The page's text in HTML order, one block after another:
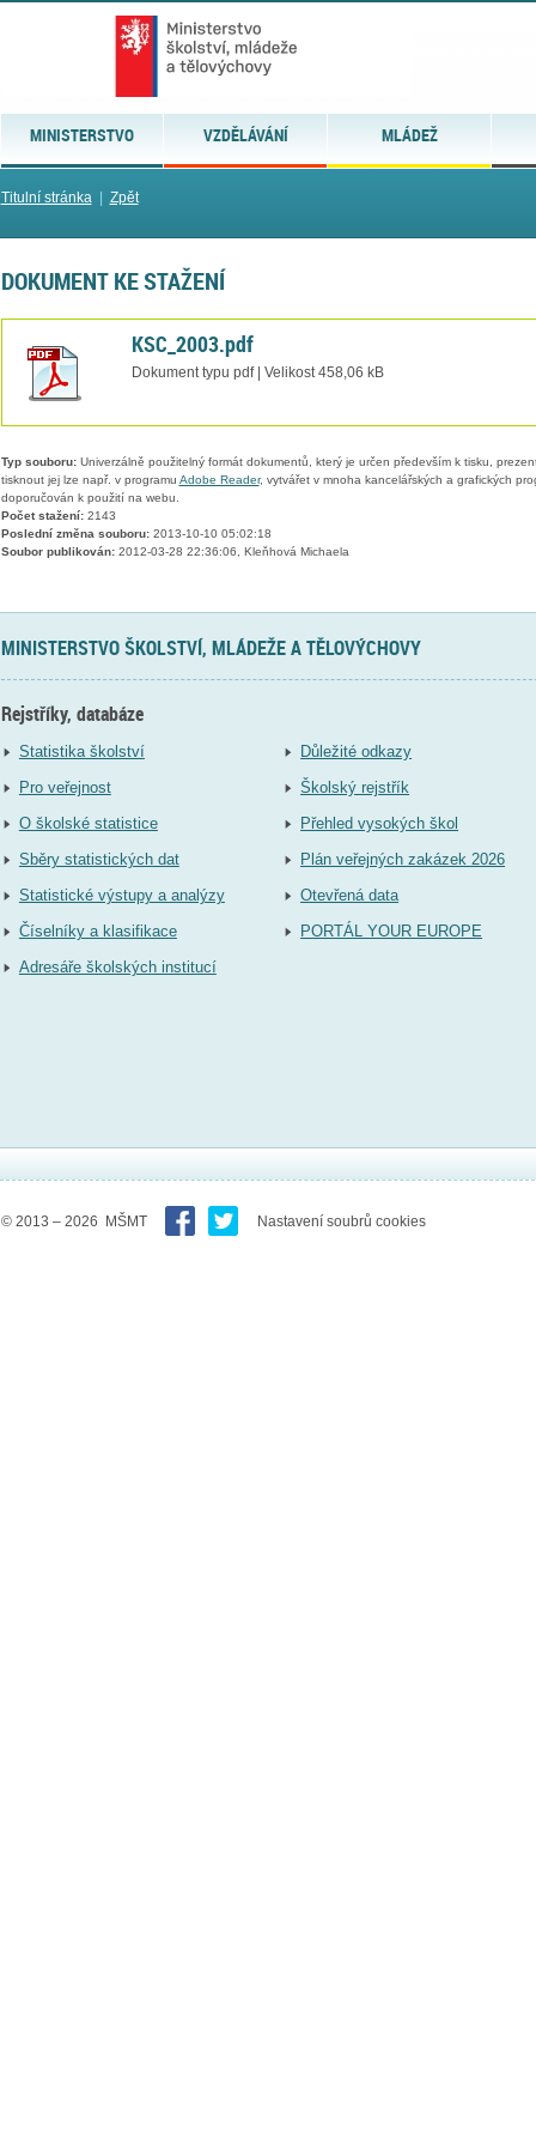
MINISTERSTVO VZDĚLÁVÁNÍ MLÁDEŽ
Titulní stránka| Zpět
DOKUMENT KE STAŽENÍ
KSC_2003.pdf
Dokument typu pdf | Velikost 458,06 kB
Typ souboru:Univerzálně použitelný formát dokumentů, který je určen především k tisku,
tisknout jej lze např. v programu Adobe Reader, vytvářet v mnoha kancelářských a grafických
doporučován k použití na webu.
Počet stažení:2143
Poslední změna souboru:2013-10-10 05:02:18
Soubor publikován:2012-03-28 22:36:06, Kleňhová Michaela
MINISTERSTVO ŠKOLSTVÍ, MLÁDEŽE A TĚLOVÝCHOVY
Rejstříky, databáze
Statistika školství
Pro veřejnost
O školské statistice
Sběry statistických dat
Statistické výstupy a analýzy
Číselníky a klasifikace
Adresáře školských institucí
Důležité odkazy
Školský rejstřík
Přehled vysokých škol
Plán veřejných zakázek 2026
Otevřená data
PORTÁL YOUR EUROPE
© 2013 – 2026 MŠMT Nastavení soubrů cookies